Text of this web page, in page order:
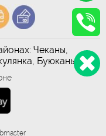
Чеканы,
Буюканы